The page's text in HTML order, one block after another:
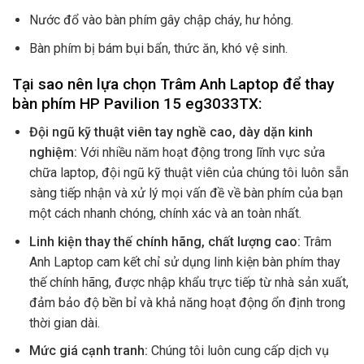
Nước đổ vào bàn phím gây chập cháy, hư hỏng.
Bàn phím bị bám bụi bẩn, thức ăn, khó vệ sinh.
Tại sao nên lựa chọn Trâm Anh Laptop để thay
bàn phím HP Pavilion 15 eg3033TX:
Đội ngũ kỹ thuật viên tay nghề cao, dày dặn kinh
nghiệm: Với nhiều năm hoạt động trong lĩnh vực sửa
chữa laptop, đội ngũ kỹ thuật viên của chúng tôi luôn sẵn
sàng tiếp nhận và xử lý mọi vấn đề về bàn phím của bạn
một cách nhanh chóng, chính xác và an toàn nhất.
Linh kiện thay thế chính hãng, chất lượng cao: Trâm
Anh Laptop cam kết chỉ sử dụng linh kiện bàn phím thay
thế chính hãng, được nhập khẩu trực tiếp từ nhà sản xuất,
đảm bảo độ bền bỉ và khả năng hoạt động ổn định trong
thời gian dài.
Mức giá cạnh tranh: Chúng tôi luôn cung cấp dịch vụ